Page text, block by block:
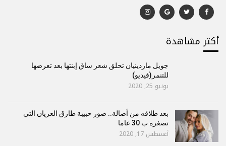
أكتر مشاهدة
جويل ماردينيان تحلق شعر ساق إبنتها بعد تعرضها
للتنمر(فيديو)
يونيو 25, 2020
بعد طلاقه من أصالة.. صور حبيبة طارق العريان التي
تصغره ب 30 عاما
أغسطس 17, 2020